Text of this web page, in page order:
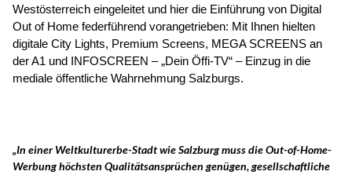
Westösterreich eingeleitet und hier die Einführung von Digital
Out of Home federführend vorangetrieben: Mit Ihnen hielten
digitale City Lights, Premium Screens, MEGA SCREENS an
der A1 und INFOSCREEN – „Dein Öffi-TV“ – Einzug in die
mediale öffentliche Wahrnehmung Salzburgs.
„In einer Weltkulturerbe-Stadt wie Salzburg muss die Out-of-Home-
Werbung höchsten Qualitätsansprüchen genügen, gesellschaftliche